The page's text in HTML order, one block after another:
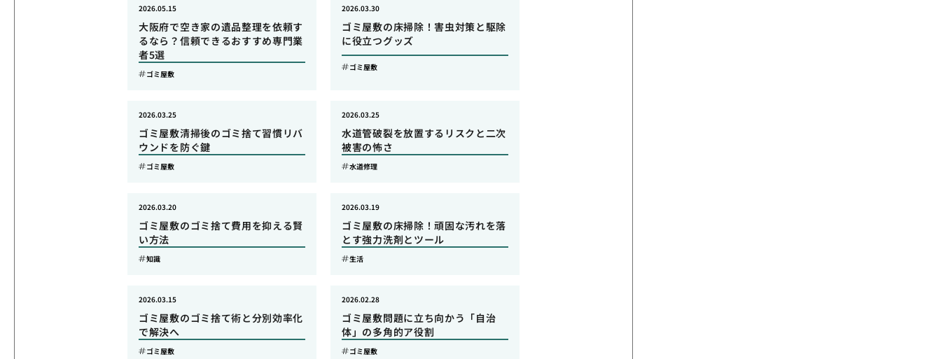
大阪府で空き家の遺品整理を依頼す
るなら？信頼できるおすすめ専門業
者5選
2026.05.15
ゴミ屋敷
ゴミ屋敷の床掃除！害虫対策と駆除
に役立つグッズ
2026.03.30
ゴミ屋敷
ゴミ屋敷清掃後のゴミ捨て習慣リバ
ウンドを防ぐ鍵
2026.03.25
ゴミ屋敷
水道管破裂を放置するリスクと二次
被害の怖さ
2026.03.25
水道修理
ゴミ屋敷のゴミ捨て費用を抑える賢
い方法
2026.03.20
知識
ゴミ屋敷の床掃除！頑固な汚れを落
とす強力洗剤とツール
2026.03.19
生活
ゴミ屋敷のゴミ捨て術と分別効率化
で解決へ
2026.03.15
ゴミ屋敷
ゴミ屋敷問題に立ち向かう「自治
体」の多角的ア役割
2026.02.28
ゴミ屋敷